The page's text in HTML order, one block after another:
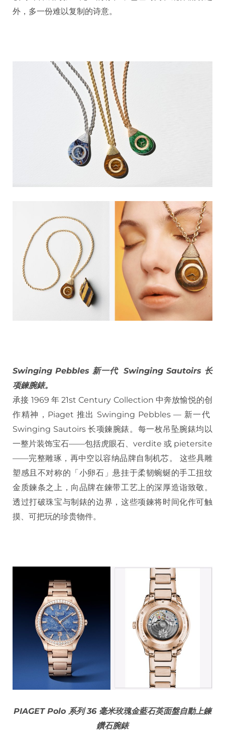
外，多一份难以复制的诗意。
Swinging Pebbles 新一代 Swinging Sautoirs 长
项鍊腕錶。
承接 1969 年 21st Century Collection 中奔放愉悦的创
作精神，Piaget 推出 Swinging Pebbles — 新一代
Swinging Sautoirs 长项鍊腕錶。每一枚吊坠腕錶均以
一整片装饰宝石——包括虎眼石、verdite 或 pietersite
——完整雕琢，再中空以容纳品牌自制机芯。 这些具雕
塑感且不对称的「小卵石」悬挂于柔韧蜿蜒的手工扭纹
金质鍊条之上，向品牌在鍊带工艺上的深厚造诣致敬。
透过打破珠宝与制錶的边界，这些项鍊将时间化作可触
摸、可把玩的珍贵物件。
PIAGET Polo 系列 36 毫米玫瑰金藍石英面盤自動上鍊
鑽石腕錶